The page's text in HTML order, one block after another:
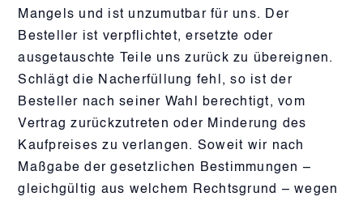
Mangels und ist unzumutbar für uns. Der
Besteller ist verpflichtet, ersetzte oder
ausgetauschte Teile uns zurück zu übereignen.
Schlägt die Nacherfüllung fehl, so ist der
Besteller nach seiner Wahl berechtigt, vom
Vertrag zurückzutreten oder Minderung des
Kaufpreises zu verlangen. Soweit wir nach
Maßgabe der gesetzlichen Bestimmungen –
gleichgültig aus welchem Rechtsgrund – wegen